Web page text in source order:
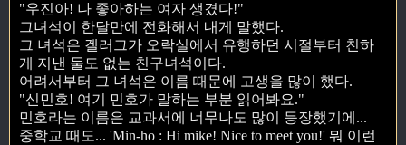
"우진아! 나 좋아하는 여자 생겼다!"
그녀석이 한달만에 전화해서 내게 말했다.
그 녀석은 겔러그가 오락실에서 유행하던 시절부터 친하
게 지낸 둘도 없는 친구녀석이다.
어려서부터 그 녀석은 이름 때문에 고생을 많이 했다.
"신민호! 여기 민호가 말하는 부분 읽어봐요."
민호라는 이름은 교과서에 너무나도 많이 등장했기에...
중학교 때도... 'Min-ho : Hi mike! Nice to meet you!' 뭐 이런